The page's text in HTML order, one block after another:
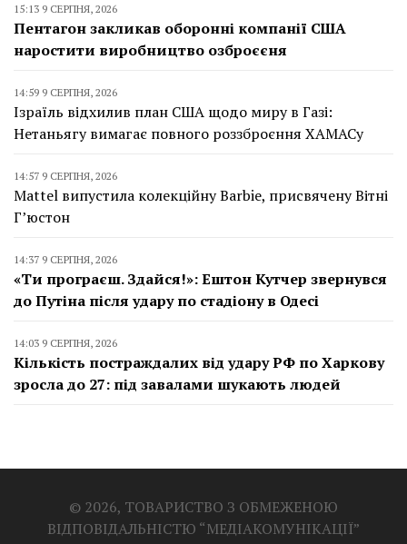
15:13 9 СЕРПНЯ, 2026
Пентагон закликав оборонні компанії США
наростити виробництво озброєєня
14:59 9 СЕРПНЯ, 2026
Ізраїль відхилив план США щодо миру в Газі:
Нетаньягу вимагає повного роззброєння ХАМАСу
14:57 9 СЕРПНЯ, 2026
Mattel випустила колекційну Barbie, присвячену Вітні
Г’юстон
14:37 9 СЕРПНЯ, 2026
«Ти програєш. Здайся!»: Ештон Кутчер звернувся
до Путіна після удару по стадіону в Одесі
14:03 9 СЕРПНЯ, 2026
Кількість постраждалих від удару РФ по Харкову
зросла до 27: під завалами шукають людей
© 2026, ТОВАРИСТВО З ОБМЕЖЕНОЮ
ВІДПОВІДАЛЬНІСТЮ “МЕДІАКОМУНІКАЦІЇ”